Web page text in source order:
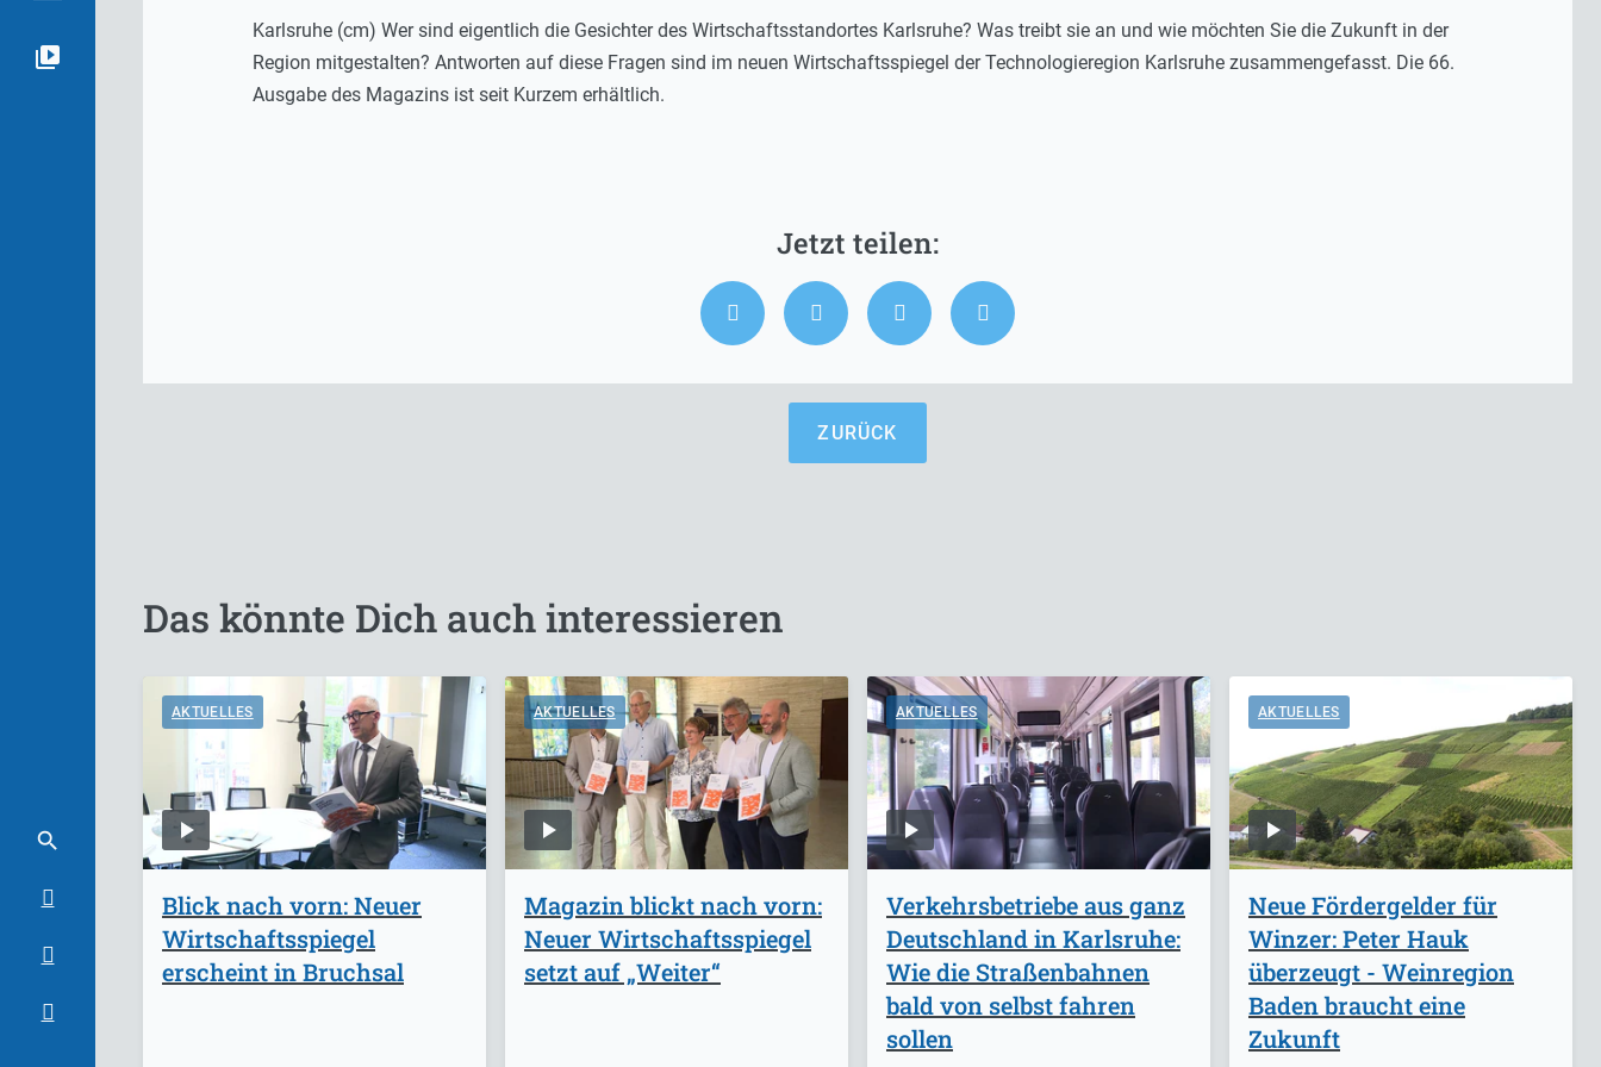
Karlsruhe (cm) Wer sind eigentlich die Gesichter des Wirtschaftsstandortes Karlsruhe? Was treibt sie an und wie möchten Sie die Zukunft in der
Region mitgestalten? Antworten auf diese Fragen sind im neuen Wirtschaftsspiegel der Technologieregion Karlsruhe zusammengefasst. Die 66.
Ausgabe des Magazins ist seit Kurzem erhältlich.
ZURÜCK
Das könnte Dich auch interessieren
AKTUELLES
Blick nach vorn: Neuer
Wirtschaftsspiegel
erscheint in Bruchsal
AKTUELLES
Magazin blickt nach vorn:
Neuer Wirtschaftsspiegel
setzt auf „Weiter“
AKTUELLES
Verkehrsbetriebe aus ganz
Deutschland in Karlsruhe:
Wie die Straßenbahnen
bald von selbst fahren
sollen
AKTUELLES
Neue Fördergelder für
Winzer: Peter Hauk
überzeugt - Weinregion
Baden braucht eine
Zukunft